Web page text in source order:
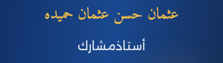
عثمان حسن عثمان حميده
أستاذمشارك